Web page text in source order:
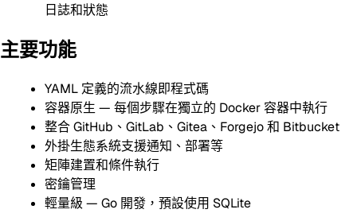
日誌和狀態
主要功能
YAML 定義的流水線即程式碼
容器原生 — 每個步驟在獨立的 Docker 容器中執行
整合 GitHub、GitLab、Gitea、Forgejo 和 Bitbucket
外掛生態系統支援通知、部署等
矩陣建置和條件執行
密鑰管理
輕量級 — Go 開發，預設使用 SQLite